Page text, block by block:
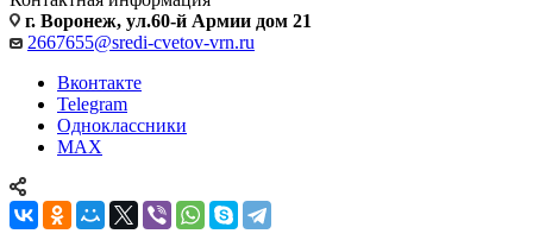
г. Воронеж, ул.60-й Армии дом 21
2667655@sredi-cvetov-vrn.ru
Вконтакте
Telegram
Одноклассники
MAX